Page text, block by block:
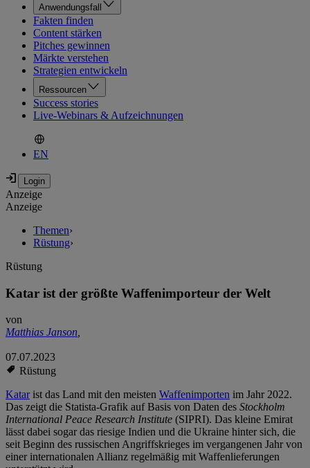
Anwendungsfall
Fakten finden
Content stärken
Pitches gewinnen
Märkte verstehen
Strategien entwickeln
Ressourcen
Success stories
Live-Webinars & Aufzeichnungen
EN
Anzeige
Anzeige
Themen›
Rüstung›
Rüstung
Katar ist der größte Waffenimporteur der Welt
von
Matthias Janson,
07.07.2023
Rüstung
Katarist das Land mit den meisten Waffenimporten im Jahr 2022.
Das zeigt die Statista-Grafik auf Basis von Daten des Stockholm
International Peace Research Institute (SIPRI). Das kleine Emirat
lässt dabei sogar das riesige Indien und die Ukraine hinter sich, die
seit Beginn des russischen Angriffskrieges im vergangenen Jahr von
einer internationalen Allianz regelmäßig mit Waffenlieferungen